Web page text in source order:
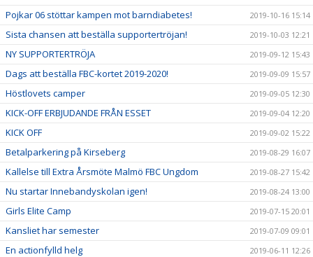
Pojkar 06 stöttar kampen mot barndiabetes! 2019-10-16 15:14
Sista chansen att beställa supportertröjan! 2019-10-03 12:21
NY SUPPORTERTRÖJA 2019-09-12 15:43
Dags att beställa FBC-kortet 2019-2020! 2019-09-09 15:57
Höstlovets camper 2019-09-05 12:30
KICK-OFF ERBJUDANDE FRÅN ESSET 2019-09-04 12:20
KICK OFF 2019-09-02 15:22
Betalparkering på Kirseberg 2019-08-29 16:07
Kallelse till Extra Årsmöte Malmö FBC Ungdom 2019-08-27 15:42
Nu startar Innebandyskolan igen! 2019-08-24 13:00
Girls Elite Camp 2019-07-15 20:01
Kansliet har semester 2019-07-09 09:01
En actionfylld helg 2019-06-11 12:26